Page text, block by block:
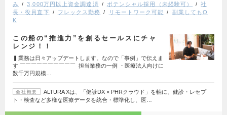
み
3,000万円以上資金調達済 ポテンシャル採用（未経験可）
社
長・役員直下
フレックス勤務 リモートワーク可能
副業してもO
K
この船の“推進力”を創るセールスにチャ
レンジ！！
▍業務は日々アップデートします。なので「事例」で伝えま
す ￣￣￣￣￣￣￣￣￣￣ 担当業務の一例 ・医療法人向けに
数千万円規模…
会社概要
ALTURA Xは、「健診DX × PHRクラウド」を軸に、健診・レセプ
ト・検査など多様な医療データを統合・標準化し、医…